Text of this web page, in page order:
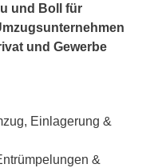
und Boll für
und Gewerbe
Einlagerung &
&